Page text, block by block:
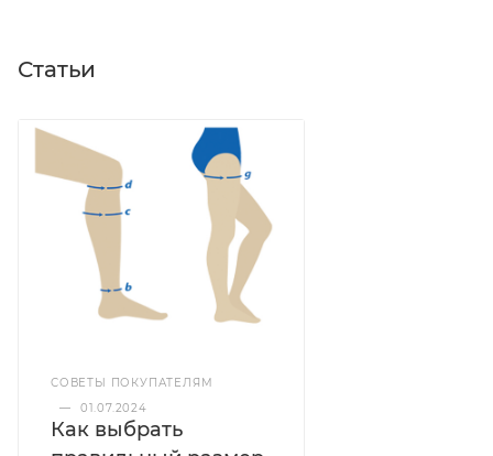
Статьи
СОВЕТЫ ПОКУПАТЕЛЯМ
—
01.07.2024
Как выбрать